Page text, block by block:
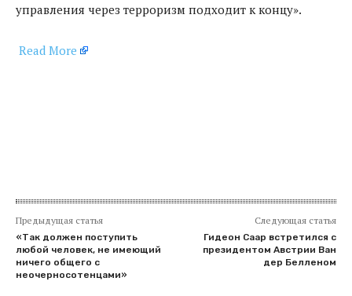
управления через терроризм подходит к концу».
Read More
Предыдущая статья
«Так должен поступить
любой человек, не имеющий
ничего общего с
неочерносотенцами»
Следующая статья
Гидеон Саар встретился с
президентом Австрии Ван
дер Белленом